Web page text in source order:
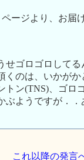
ージより、お届
せゴロゴロして
くのは、いかがか
ン(TNS)、ゴロ
ぶようですが．
これ以降の発言